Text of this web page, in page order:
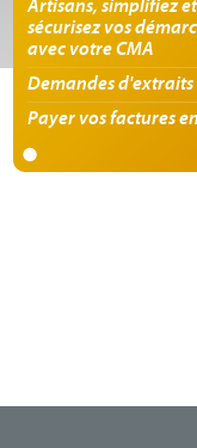
Artisans, simplifiez et
sécurisez vos
avec votre CMA
Demandes d'extraits
Payer vos factures